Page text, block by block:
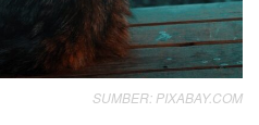
SUMBER: PIXABAY.COM